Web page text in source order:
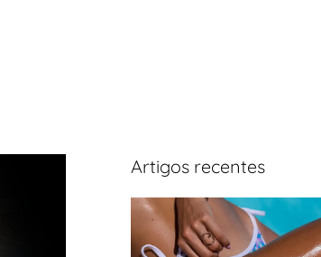
Artigos recentes